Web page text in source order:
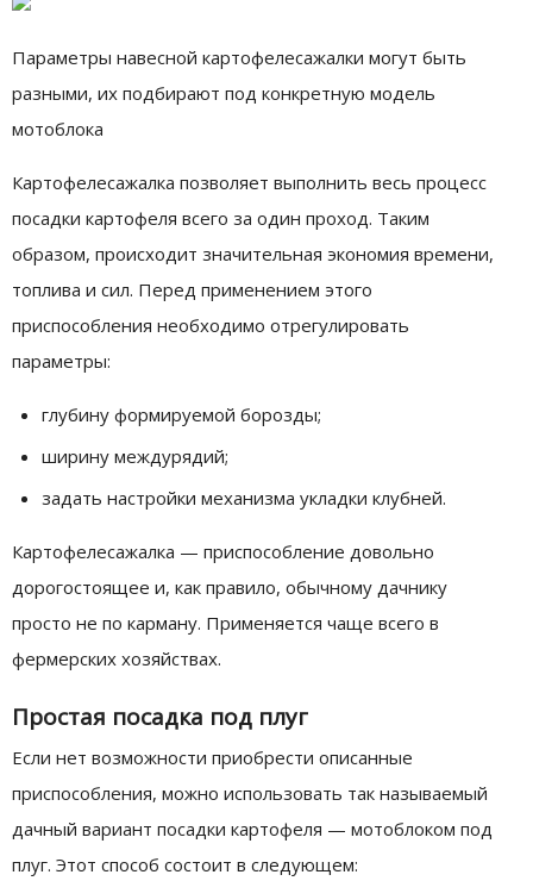
Параметры навесной картофелесажалки могут быть
разными, их подбирают под конкретную модель
мотоблока
Картофелесажалка позволяет выполнить весь процесс
посадки картофеля всего за один проход. Таким
образом, происходит значительная экономия времени,
топлива и сил. Перед применением этого
приспособления необходимо отрегулировать
параметры:
глубину формируемой борозды;
ширину междурядий;
задать настройки механизма укладки клубней.
Картофелесажалка — приспособление довольно
дорогостоящее и, как правило, обычному дачнику
просто не по карману. Применяется чаще всего в
фермерских хозяйствах.
Простая посадка под плуг
Если нет возможности приобрести описанные
приспособления, можно использовать так называемый
дачный вариант посадки картофеля — мотоблоком под
плуг. Этот способ состоит в следующем: